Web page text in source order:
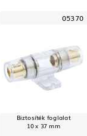
05370
Biztosíték foglalat
10 x 37 mm